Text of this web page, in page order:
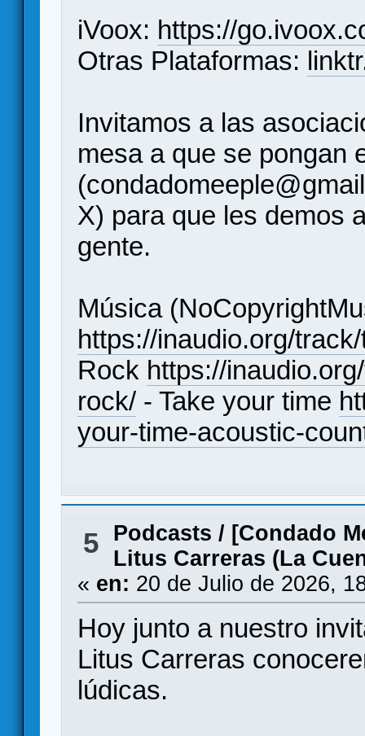
iVoox: https://
Otras Plataformas:
Invitamos a las
mesa a que se pongan
X) para que les demos
gente.
Música
https://inaudio.org/
Rock https://
rock/ - Take your time
your-time-acoustic-
5 Podcasts / [Condado
Litus Carreras (La
« en: 20 de Julio de 2026,
Hoy junto a nuestro
Litus Carreras
lúdicas.